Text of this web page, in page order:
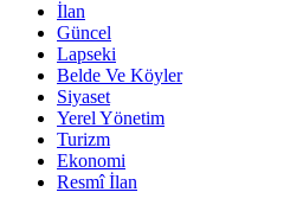
İlan
Güncel
Lapseki
Belde Ve Köyler
Siyaset
Yerel Yönetim
Turizm
Ekonomi
Resmî İlan